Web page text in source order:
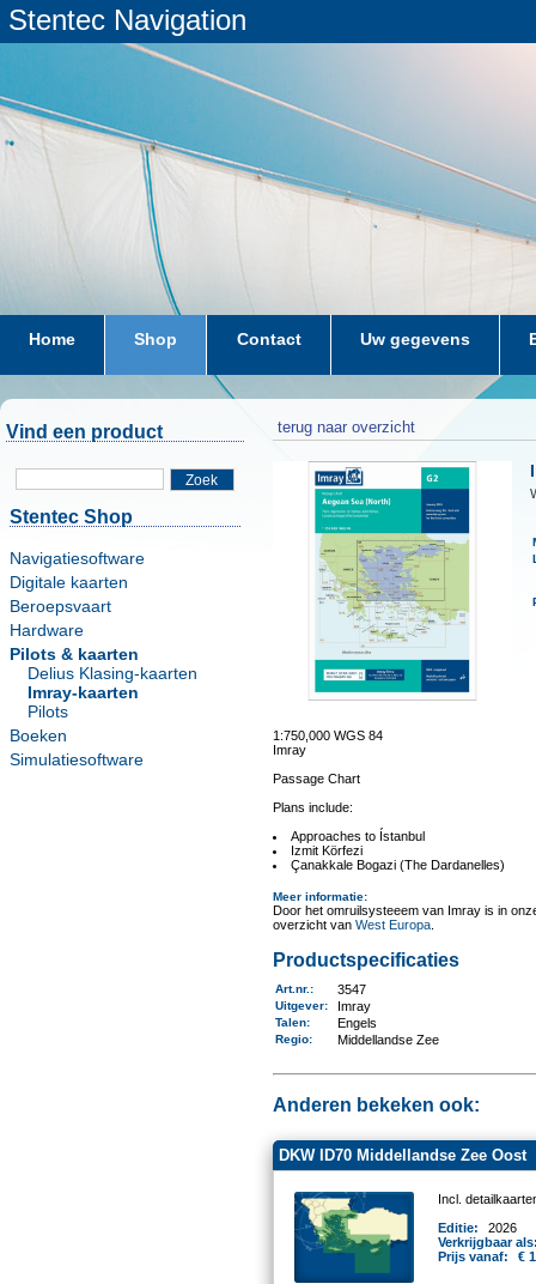
Stentec Navigation
Home Shop Contact Uw gegevens
Vind een product
Zoek
Stentec Shop
Navigatiesoftware
Digitale kaarten
Beroepsvaart
Hardware
Pilots & kaarten
Delius Klasing-kaarten
Imray-kaarten
Pilots
Boeken
Simulatiesoftware
terug naar overzicht
1:750,000 WGS 84
Imray
Passage Chart
Plans include:
Approaches to Ístanbul
Izmit Körfezi
Çanakkale Bogazi (The Dardanelles)
Meer informatie:
Door het omruilsysteeem van Imray is in
overzicht van West Europa.
Productspecificaties
Art.nr. : 3547
Uitgever: Imray
Talen: Engels
Regio: Middellandse Zee
Anderen bekeken ook:
DKW ID70 Middellandse Zee Oost
Incl.
Editie:
2026
Verkrijgbaar
Prijs vanaf:
€